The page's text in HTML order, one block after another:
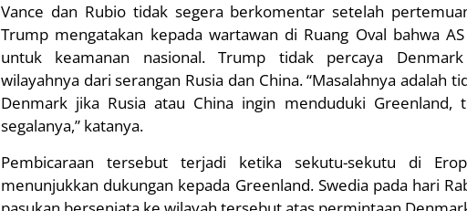
Vance dan Rubio tidak segera berkomentar setelah
Trump mengatakan kepada wartawan di Ruang Oval bahwa
untuk keamanan nasional. Trump tidak percaya
wilayahnya dari serangan Rusia dan China. “Masalahnya adalah
Denmark jika Rusia atau China ingin menduduki Greenland,
segalanya,” katanya.
Pembicaraan tersebut terjadi ketika sekutu-sekutu di
menunjukkan dukungan kepada Greenland. Swedia pada hari